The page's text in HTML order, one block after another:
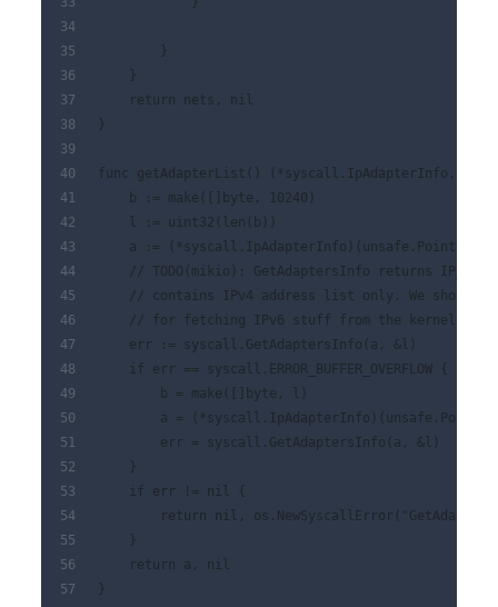
        }
    }
    return nets, nil
}
func getAdapterList() (*syscall.IpAdapterInfo,
    b := make([]byte, 10240)
    l := uint32(len(b))
a :=
// TODO(mikio): GetAdaptersInfo returns
// contains IPv4 address list only. We should
    // for fetching IPv6 stuff from the kernel.
    err := syscall.GetAdaptersInfo(a, &l)
    if err == syscall.ERROR_BUFFER_OVERFLOW {
        b = make([]byte, l)
a =
        err = syscall.GetAdaptersInfo(a, &l)
    }
    if err != nil {
return nil,
    }
    return a, nil
}